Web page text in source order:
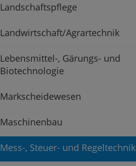
Landschaftspflege
Landwirtschaft/Agrartechnik
Lebensmittel-, Gärungs- und
Biotechnologie
Markscheidewesen
Maschinenbau
Mess-, Steuer- und Regeltechnik